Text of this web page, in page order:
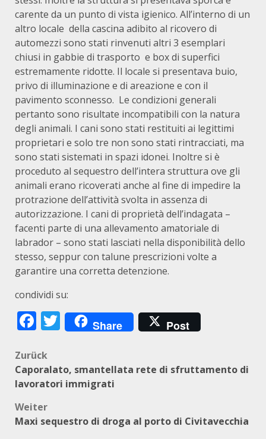
carente da un punto di vista igienico. All’interno di un
altro locale della cascina adibito al ricovero di
automezzi sono stati rinvenuti altri 3 esemplari
chiusi in gabbie di trasporto e box di superfici
estremamente ridotte. Il locale si presentava buio,
privo di illuminazione e di areazione e con il
pavimento sconnesso. Le condizioni generali
pertanto sono risultate incompatibili con la natura
degli animali. I cani sono stati restituiti ai legittimi
proprietari e solo tre non sono stati rintracciati, ma
sono stati sistemati in spazi idonei. Inoltre si è
proceduto al sequestro dell’intera struttura ove gli
animali erano ricoverati anche al fine di impedire la
protrazione dell’attività svolta in assenza di
autorizzazione. I cani di proprietà dell’indagata –
facenti parte di una allevamento amatoriale di
labrador – sono stati lasciati nella disponibilità dello
stesso, seppur con talune prescrizioni volte a
garantire una corretta detenzione.
condividi su:
Facebook
Twitter
Share Post
Beitragsnavigation
Zurück
Caporalato, smantellata rete di sfruttamento di
lavoratori immigrati
Weiter
Maxi sequestro di droga al porto di Civitavecchia